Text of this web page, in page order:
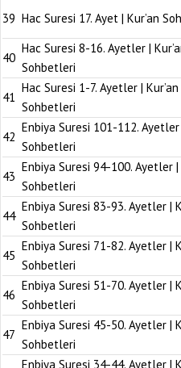
39 Hac Suresi 17. Ayet | Kur’an
40
Hac Suresi 8-16. Ayetler |
Sohbetleri
41
Hac Suresi 1-7. Ayetler | Kur’an
Sohbetleri
42
Enbiya Suresi 101-112. Ayetler
Sohbetleri
43
Enbiya Suresi 94-100. Ayetler |
Sohbetleri
44
Enbiya Suresi 83-93. Ayetler |
Sohbetleri
45
Enbiya Suresi 71-82. Ayetler |
Sohbetleri
46
Enbiya Suresi 51-70. Ayetler |
Sohbetleri
47
Enbiya Suresi 45-50. Ayetler |
Sohbetleri
Enbiya Suresi 34-44. Ayetler |